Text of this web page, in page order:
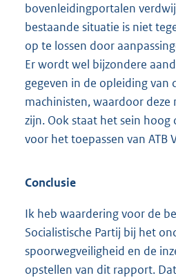
bovenleidingportalen
bestaande situatie is niet
op te lossen door
Er wordt wel bijzondere
gegeven in de opleiding van
machinisten, waardoor
zijn. Ook staat het sein
voor het toepassen van ATB
Conclusie
Ik heb waardering voor de
Socialistische Partij bij het
spoorwegveiligheid en de
opstellen van dit rapport.